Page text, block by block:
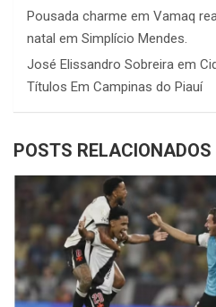
Pousada charme em Vamaq
natal em Simplício Mendes.
José Elissandro Sobreira em
Títulos Em Campinas do Piauí
POSTS RELACIONADOS